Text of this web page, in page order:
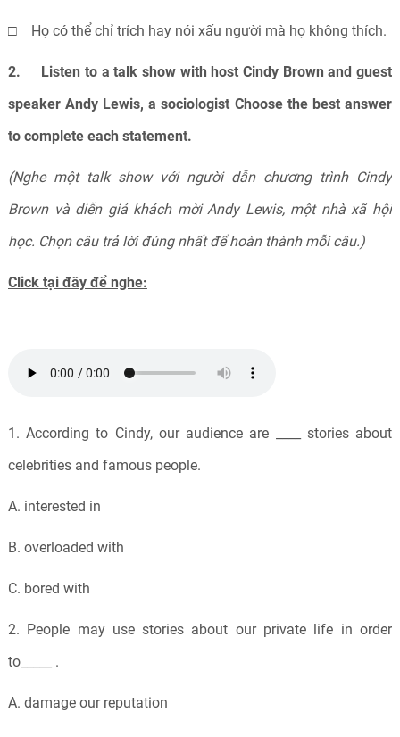
□ Họ có thể chỉ trích hay nói xấu người mà họ không thích.
2. Listen to a talk show with host Cindy Brown and guest
speaker Andy Lewis, a sociologist Choose the best answer
to complete each statement.
(Nghe một talk show với người dẫn chương trình Cindy
Brown và diễn giả khách mời Andy Lewis, một nhà xã hội
học. Chọn câu trả lời đúng nhất để hoàn thành mỗi câu.)
Click tại đây để nghe:
1. According to Cindy, our audience are ____ stories about
celebrities and famous people.
A. interested in
B. overloaded with
C. bored with
2. People may use stories about our private life in order
to_____ .
A. damage our reputation